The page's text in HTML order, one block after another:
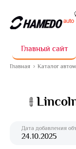
Главный сайт
Главная Каталог
Дата добавления
24.10.2025